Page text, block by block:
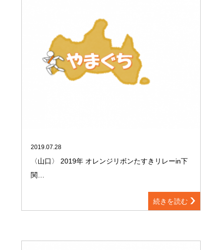
2019.07.28
〈山口〉 2019年 オレンジリボンたすきリレーin下
関…
続きを読む